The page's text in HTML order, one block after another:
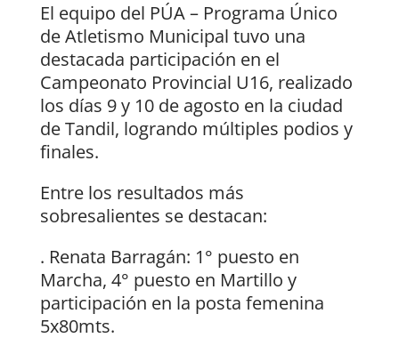
El equipo del PÚA – Programa Único
de Atletismo Municipal tuvo una
destacada participación en el
Campeonato Provincial U16, realizado
los días 9 y 10 de agosto en la ciudad
de Tandil, logrando múltiples podios y
finales.
Entre los resultados más
sobresalientes se destacan:
. Renata Barragán: 1° puesto en
Marcha, 4° puesto en Martillo y
participación en la posta femenina
5x80mts.